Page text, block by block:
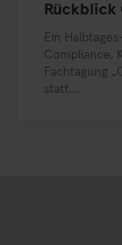
Rückblick
Ein
Compliance,
Fachtagung
statt....